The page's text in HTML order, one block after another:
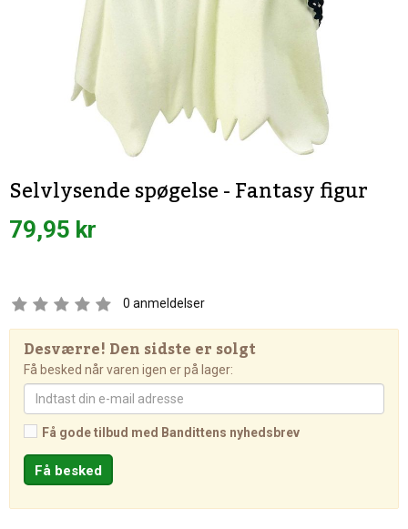
Selvlysende spøgelse - Fantasy figur
79,95 kr
0 anmeldelser
Desværre! Den sidste er solgt
Få besked når varen igen er på lager:
Få gode tilbud med Bandittens nyhedsbrev